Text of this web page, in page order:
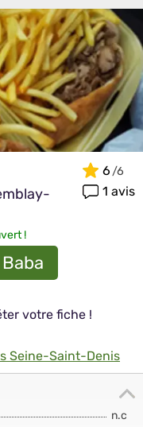
6
1 avis
!
votre fiche !
Seine-Saint-Denis
n.c